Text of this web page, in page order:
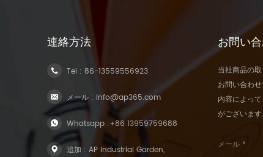
連絡方法
Tel :86-13559556923
メール : info@ap365.com
Whatsapp :+86 13959759688
追加 : AP Industrial Garden,
お問い
当社商品の
お問い合わ
内容によっ
がございます